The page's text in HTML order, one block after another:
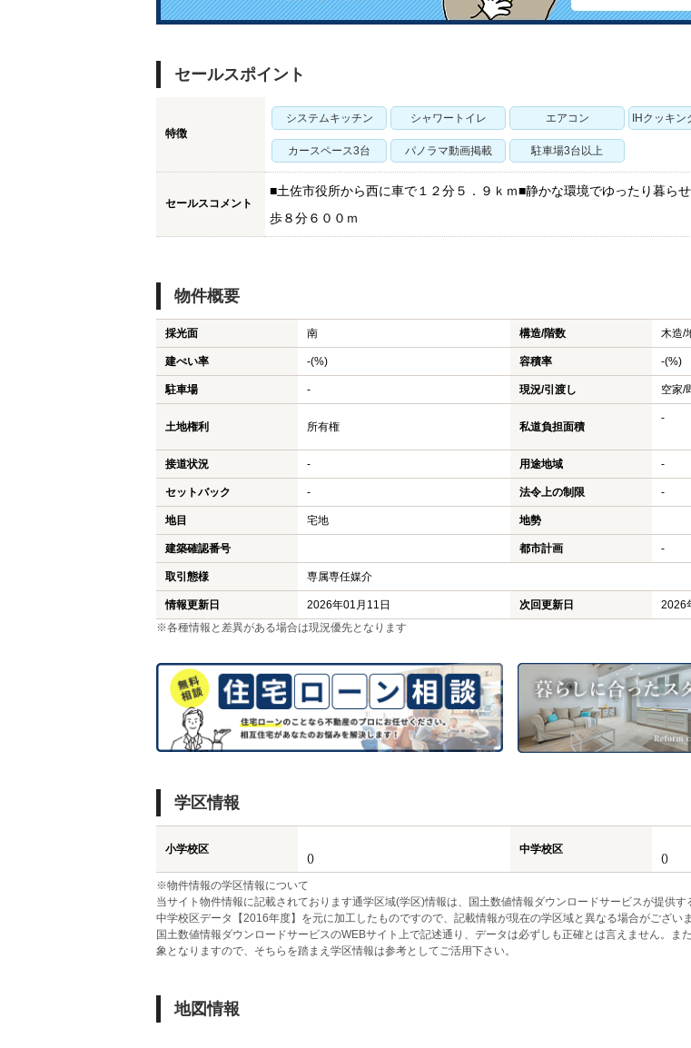
セールスポイント
特徴
システムキッチン シャワートイレ エアコン IHクッキ
カースペース3台 パノラマ動画掲載 駐車場3台以上
セールスコメント
■土佐市役所から西に車で１２分５．９ｋｍ■静かな環境でゆったり暮ら
歩８分６００ｍ
物件概要
採光面 南 構造/階数 木造/
建ぺい率 -(%) 容積率 -(%)
駐車場 - 現況/引渡し 空家/
土地権利 所有権 私道負担面積
-
接道状況 - 用途地域 -
セットバック - 法令上の制限 -
地目 宅地 地勢
建築確認番号 都市計画 -
取引態様 専属専任媒介
情報更新日 2026年01月11日 次回更新日
2026
※各種情報と差異がある場合は現況優先となります
学区情報
小学校区
()
中学校区
()
※物件情報の学区情報について
当サイト物件情報に記載されております通学区域(学区)情報は、国土数値情報ダウンロードサービスが提供
中学校区データ【2016年度】を元に加工したものですので、記載情報が現在の学区域と異なる場合がございま
国土数値情報ダウンロードサービスのWEBサイト上で記述通り、データは必ずしも正確とは言えません。ま
象となりますので、そちらを踏まえ学区情報は参考としてご活用下さい。
地図情報